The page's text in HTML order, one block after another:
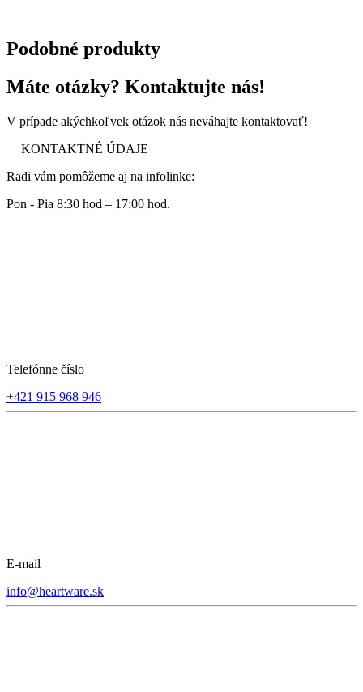
Podobné produkty
Máte otázky? Kontaktujte nás!
V prípade akýchkoľvek otázok nás neváhajte kontaktovať!
KONTAKTNÉ ÚDAJE
Radi vám pomôžeme aj na infolinke:
Pon - Pia 8:30 hod – 17:00 hod.
Telefónne číslo
+421 915 968 946
E-mail
info@heartware.sk